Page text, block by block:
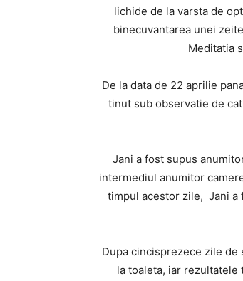
lichide de la varsta de
binecuvantarea unei
Meditatia
De la data de 22 aprilie
tinut sub observatie de
Jani a fost supus
intermediul anumitor
timpul acestor zile, Jani a
Dupa cincisprezece zile de
la toaleta, iar rezultatele